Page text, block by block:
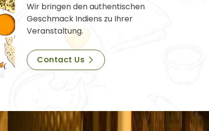
Wir bringen den authentischen
Geschmack Indiens zu Ihrer
Veranstaltung.
Contact Us